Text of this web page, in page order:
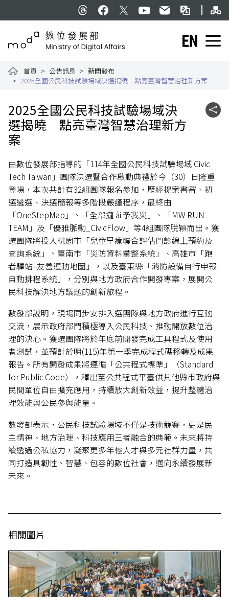
English
首頁 公告訊息
新聞發布
2025全國公民科技試驗場域決選揭曉 點亮臺灣智慧治理新方案
2025全國公民科技試驗場域決
選揭曉 點亮臺灣智慧治理新方
案
社群
由數位發展部指導的「114年全國公民科技試驗場域 Civic
Tech Taiwan」團隊決選暨合作啟動典禮於今（30）日隆重
登場，本次共計有32組團隊報名參加，歷經提案書審、初
選遴選、決選簡報等多階段嚴謹程序，最終由
「OneStepMap」、「全部攏 ài 予我災」、「MW RUN
TEAM」及「優雅脈動_CivicFlow」等4組團隊脫穎而出。獲
選團隊將投入桃園市「兒童早療聯合評估門診線上預約及
查詢系統」、臺南市「災防資料彙整系統」、高雄市「跑
者驛站–友善運動地圖」，以及臺東縣「消防設備自行申報
自動排程系統」，分別與地方政府合作開發專案，展開公
民科技解決地方議題的創新旅程。
數發部說明，現場同步安排入選團隊與地方政府進行互動
交流，展示政府部門積極導入公民科技、推動開放數位治
理的決心。獲選團隊將於年底前開發完成工具程式及使用
者測試，並預計於明(115)年第一季完成程式碼移轉及成果
報告。所有開發成果將遵循「公共程式標準」（Standard
for Public Code），釋出至公共程式平臺供其他縣市政府與
民間單位自由擴充應用，持續放大創新效益，提升整體治
理效能與公民參與能量。
數發部表示，公民科技試驗場域不僅是技術競賽，更是民
主精神、地方治理、科技應用三者融合的典範。未來將持
續透過公私協力，凝聚更多年輕人才與多元社群力量，共
同打造具韌性、智慧、包容的數位社會，邁向永續發展新
未來。
相關圖片